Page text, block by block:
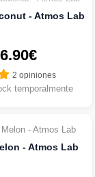
- Atmos Lab
6.90€
2 opiniones
temporalmente
- Atmos Lab